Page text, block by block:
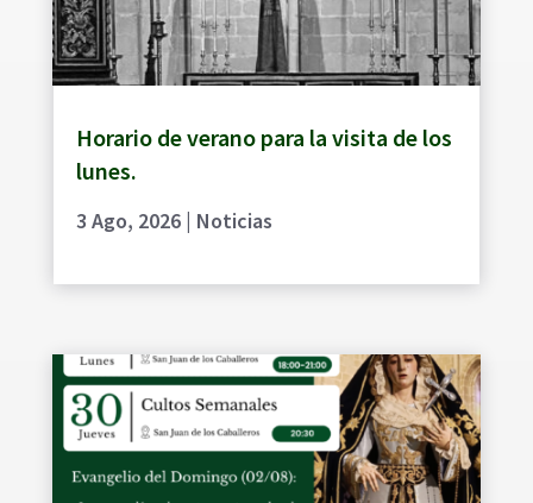
Horario de verano para la visita de los
lunes.
3 Ago, 2026| Noticias